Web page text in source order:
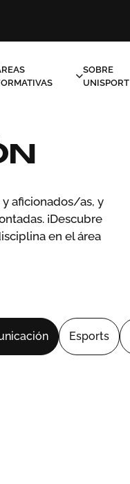
SOBRE
UNISPORT
aficionados/as, y
¡Descubre
en el área
Esports